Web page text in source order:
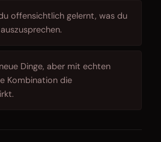
offensichtlich gelernt, was du
Dinge, aber mit echten
Kombination die